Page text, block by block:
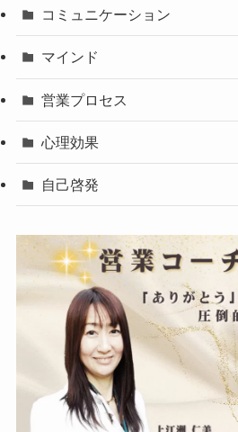
コミュニケーション
マインド
営業プロセス
心理効果
自己啓発